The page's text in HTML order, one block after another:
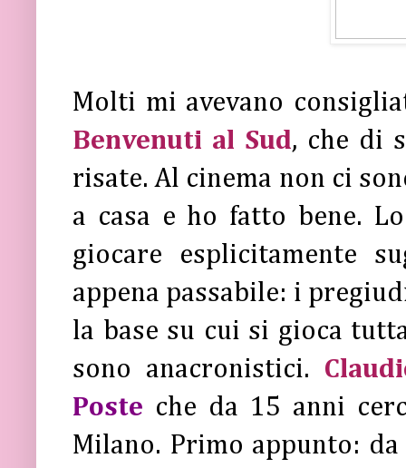
Molti mi avevano
Benvenuti al Sud, che di
risate. Al cinema non ci
a casa e ho fatto bene.
giocare esplicitamente
appena passabile: i
la base su cui si gioca
sono anacronistici.
Poste che da 15 anni
Milano. Primo appunto: